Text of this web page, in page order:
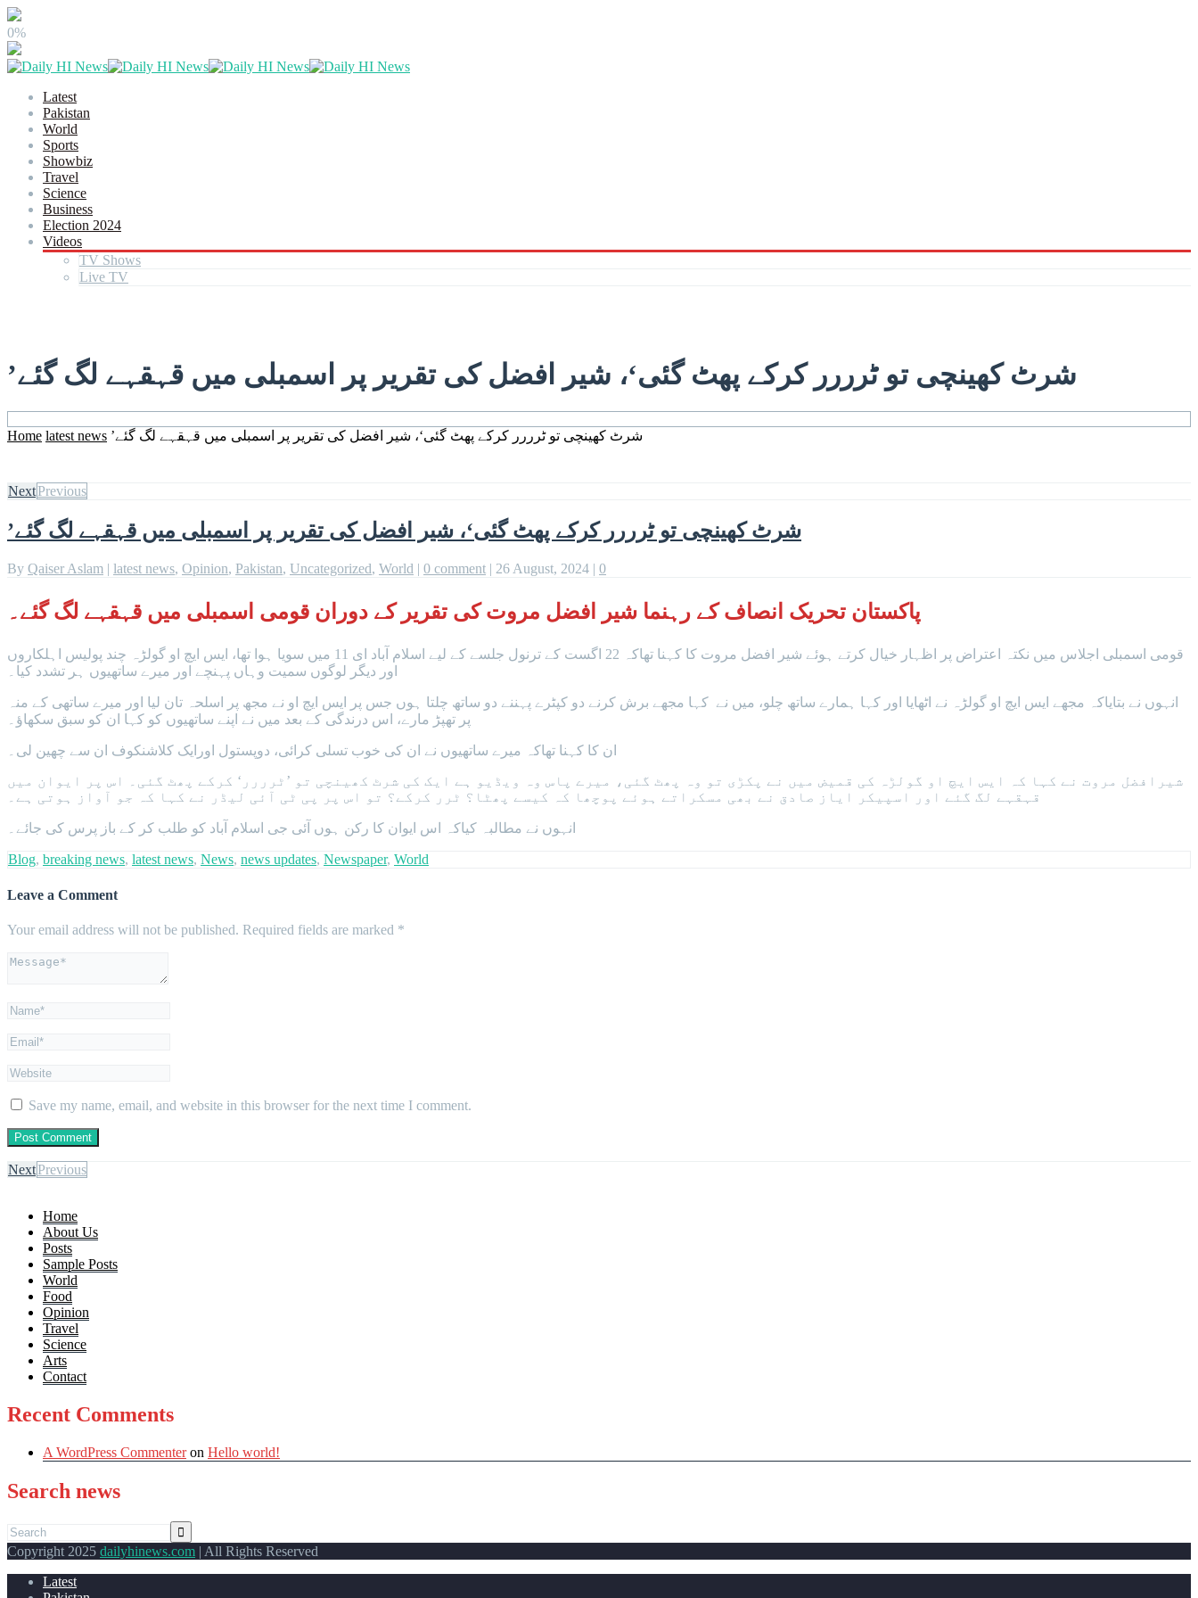
0%
Latest
Pakistan
World
Sports
Showbiz
Travel
Science
Business
Election 2024
Videos
TV Shows
Live TV
’شرٹ کھینچی تو ٹرررر کرکے پھٹ گئی‘، شیر افضل کی تقریر پر اسمبلی میں قہقہے لگ گئے
Home latest news ’شرٹ کھینچی تو ٹرررر کرکے پھٹ گئی‘، شیر افضل کی تقریر پر اسمبلی میں قہقہے لگ گئے
NextPrevious
’شرٹ کھینچی تو ٹرررر کرکے پھٹ گئی‘، شیر افضل کی تقریر پر اسمبلی میں قہقہے لگ گئے
By Qaiser Aslam | latest news, Opinion, Pakistan, Uncategorized, World | 0 comment | 26 August, 2024 | 0
پاکستان تحریک انصاف کے رہنما شیر افضل مروت کی تقریر کے دوران قومی اسمبلی میں قہقہے لگ گئے۔
قومی اسمبلی اجلاس میں نکتہ اعتراض پر اظہار خیال کرتے ہوئے شیر افضل مروت کا کہنا تھاکہ 22 اگست کے ترنول جلسے کے لیے اسلام آباد ای 11 میں سویا ہوا تھا، ایس ایچ او گولڑہ چند پولیس اہلکاروں
اور دیگر لوگوں سمیت وہاں پہنچے اور میرے ساتھیوں ہر تشدد کیا۔
انہوں نے بتایاکہ مجھے ایس ایچ او گولڑہ نے اٹھایا اور کہا ہمارے ساتھ چلو، میں نے کہا مجھے برش کرنے دو کپٹرے پہننے دو ساتھ چلتا ہوں جس پر ایس ایچ او نے مجھ پر اسلحہ تان لیا اور میرے ساتھی کے منہ
پر تھپڑ مارے، اس درندگی کے بعد میں نے اپنے ساتھیوں کو کہا ان کو سبق سکھاؤ۔
ان کا کہنا تھاکہ میرے ساتھیوں نے ان کی خوب تسلی کرائی، دوپستول اورایک کلاشنکوف ان سے چھین لی۔
شیرافضل مروت نے کہا کہ ایس ایچ او گولڑہ کی قمیض میں نے پکڑی تو وہ پھٹ گئی، میرے پاس وہ ویڈیو ہے ایک کی شرٹ کھینچی تو ’ٹرررر‘ کرکے پھٹ گئی۔ اس پر ایوان میں
قہقہے لگ گئے اور اسپیکر ایاز صادق نے بھی مسکراتے ہوئے پوچھا کہ کیسے پھٹا؟ ٹرر کرکے؟ تو اس پر پی ٹی آئی لیڈر نے کہا کہ جو آواز ہوتی ہے۔
انہوں نے مطالبہ کیاکہ اس ایوان کا رکن ہوں آئی جی اسلام آباد کو طلب کر کے باز پرس کی جائے۔
Blog, breaking news, latest news, News, news updates, Newspaper, World
Leave a Comment
Your email address will not be published. Required fields are marked *
Save my name, email, and website in this browser for the next time I comment.
NextPrevious
Home
About Us
Posts
Sample Posts
World
Food
Opinion
Travel
Science
Arts
Contact
Recent Comments
A WordPress Commenteron Hello world!
Search news
Copyright 2025 dailyhinews.com | All Rights Reserved
Latest